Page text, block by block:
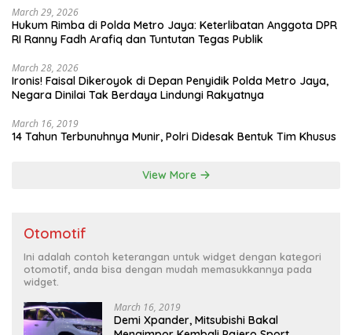
March 29, 2026
Hukum Rimba di Polda Metro Jaya: Keterlibatan Anggota DPR
RI Ranny Fadh Arafiq dan Tuntutan Tegas Publik
March 28, 2026
Ironis! Faisal Dikeroyok di Depan Penyidik Polda Metro Jaya,
Negara Dinilai Tak Berdaya Lindungi Rakyatnya
March 16, 2019
14 Tahun Terbunuhnya Munir, Polri Didesak Bentuk Tim Khusus
View More
Otomotif
Ini adalah contoh keterangan untuk widget dengan kategori
otomotif, anda bisa dengan mudah memasukkannya pada
widget.
March 16, 2019
Demi Xpander, Mitsubishi Bakal